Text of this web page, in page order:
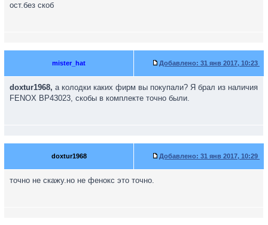
ост.без скоб
mister_hat Добавлено: 31 янв 2017, 10:23
doxtur1968, а колодки каких фирм вы покупали? Я брал из наличия
FENOX BP43023, скобы в комплекте точно были.
doxtur1968 Добавлено: 31 янв 2017, 10:29
точно не скажу.но не фенокс это точно.